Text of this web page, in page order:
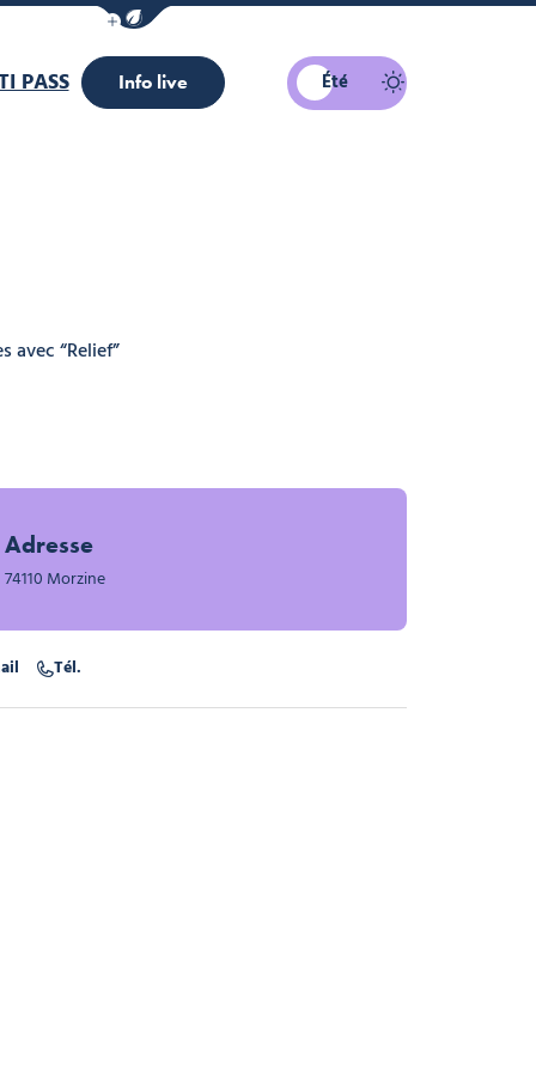
Afficher la barre de navigation du mode éco
PASS Info live Été
avec “Relief”
Adresse
74110 Morzine
Tél.